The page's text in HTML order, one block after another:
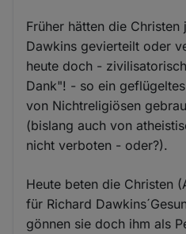
Früher hätten die Christen
Dawkins gevierteilt oder
heute doch -
Dank"! - so ein
von Nichtreligiösen
(bislang auch von
nicht verboten - oder?).
Heute beten die Christen
für Richard
gönnen sie doch ihm als